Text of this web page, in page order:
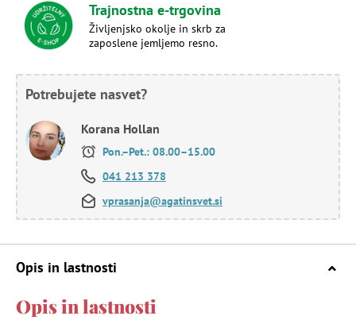
Trajnostna e-trgovina
Življenjsko okolje in skrb za
zaposlene jemljemo resno.
Potrebujete nasvet?
Korana Hollan
Pon.–Pet.: 08.00–15.00
041 213 378
vprasanja@agatinsvet.si
Opis in lastnosti
Opis in lastnosti